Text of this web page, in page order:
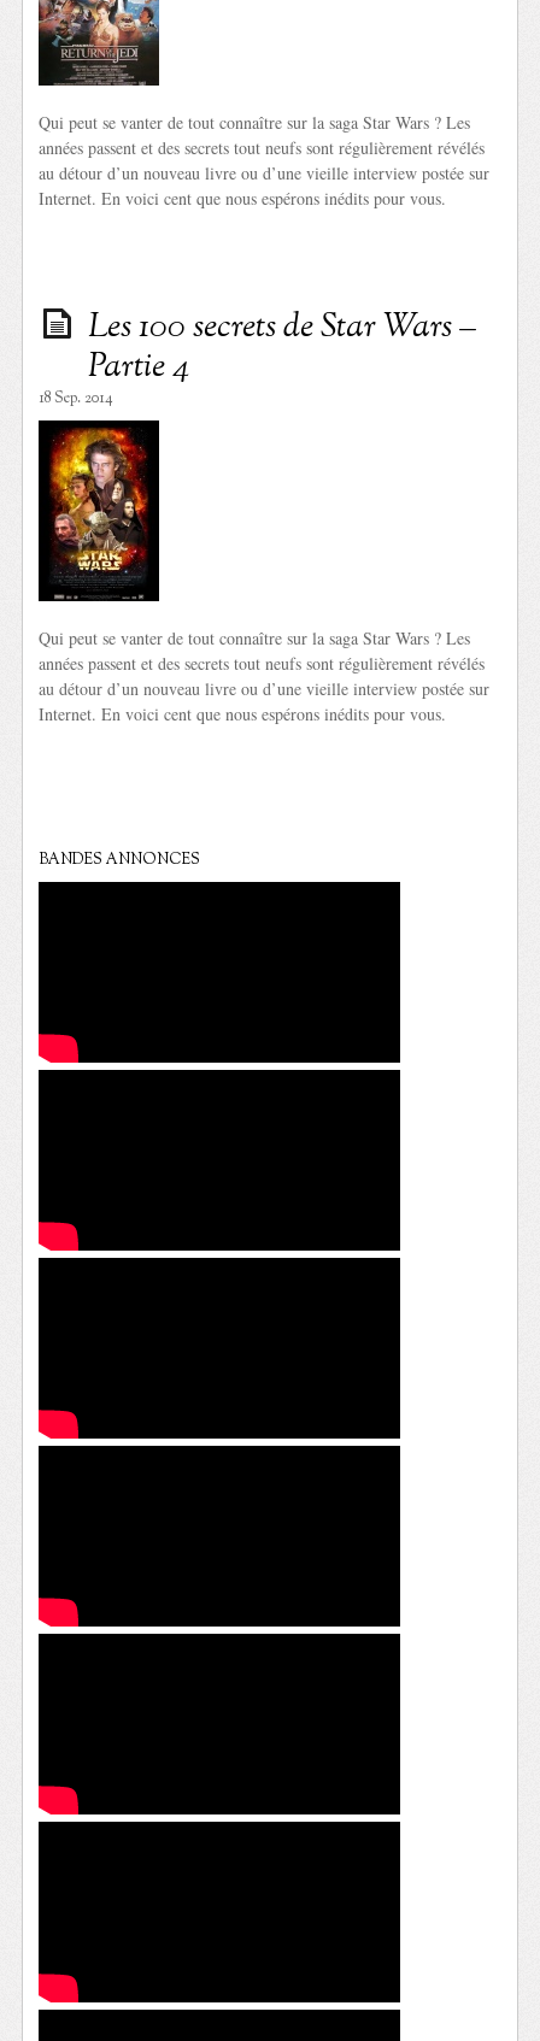
Qui peut se vanter de tout connaître sur la saga Star Wars ? Les
années passent et des secrets tout neufs sont régulièrement révélés
au détour d’un nouveau livre ou d’une vieille interview postée sur
Internet. En voici cent que nous espérons inédits pour vous.
Les 100 secrets de Star Wars –
Partie 4
18 Sep. 2014
Qui peut se vanter de tout connaître sur la saga Star Wars ? Les
années passent et des secrets tout neufs sont régulièrement révélés
au détour d’un nouveau livre ou d’une vieille interview postée sur
Internet. En voici cent que nous espérons inédits pour vous.
BANDES ANNONCES